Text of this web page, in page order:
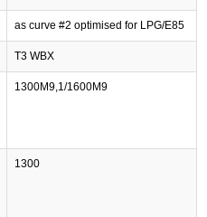
as curve #2 optimised for LPG/E85
T3 WBX
1300M9,1/1600M9
1300